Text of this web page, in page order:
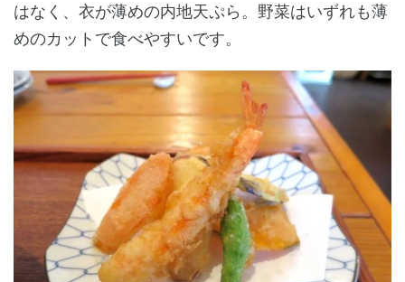
はなく、衣が薄めの内地天ぷら。野菜はいずれも薄
めのカットで食べやすいです。